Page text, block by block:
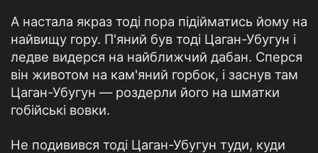
А настала якраз тоді пора підійматись йому на
найвищу гору. П'яний був тоді Цаган-Убугун і
ледве видерся на найближчий дабан. Сперся
він животом на кам'яний горбок, і заснув там
Цаган-Убугун — роздерли його на шматки
гобійські вовки.
Не подивився тоді Цаган-Убугун туди, куди